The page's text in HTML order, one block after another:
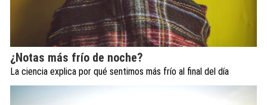
¿Notas más frío de noche?
La ciencia explica por qué sentimos más frío al final del día